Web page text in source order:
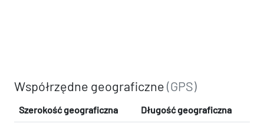
Współrzędne geograficzne(GPS)
Szerokość geograficzna Długość geograficzna